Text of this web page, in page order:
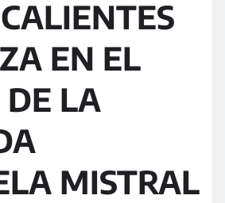
EN EL
LA
MISTRAL